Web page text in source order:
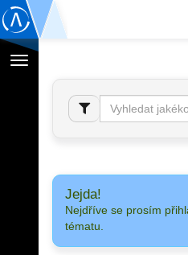
Přepnout
navigaci
Jejda!
Nejdříve se prosím
tématu.